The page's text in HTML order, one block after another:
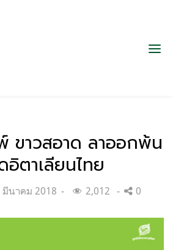
ขาวสอาด ลาออกพ้น
อิตาเลียนไทย
มีนาคม 2018 2,012 0